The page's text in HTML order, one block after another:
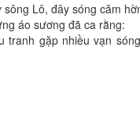
Lô, đây sóng căm
áo sương đã ca rằng:
gặp nhiều vạn